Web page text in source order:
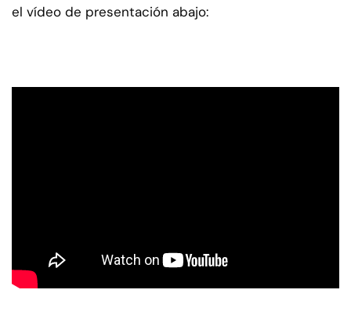
el vídeo de presentación abajo: